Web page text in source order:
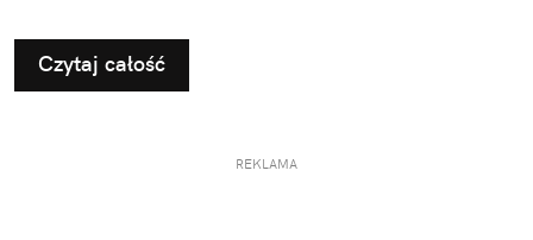
ruchowych. Ta pozornie niewinna decyzja w
dłuższej perspektywie odbiera najmłodszym szansę
na prawidłowy rozwój i budowanie odporności, a
ujawniają się dopiero w dorosłym życiu.
Czytaj całość
REKLAMA